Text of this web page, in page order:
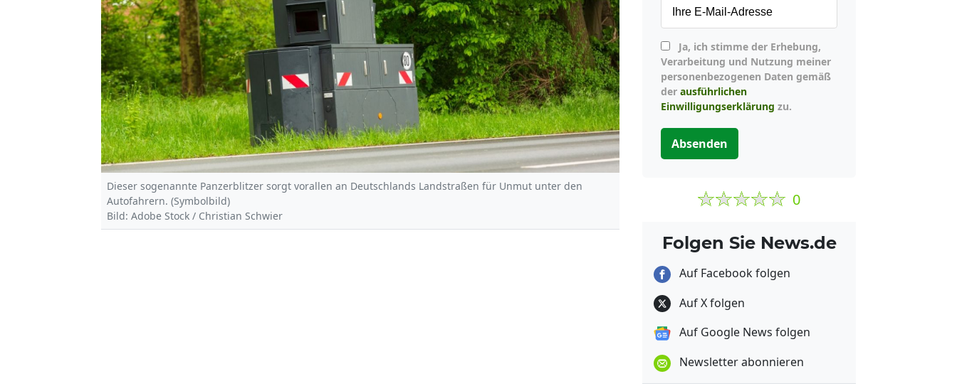
Dieser sogenannte Panzerblitzer sorgt vorallen an Deutschlands Landstraßen für Unmut unter den
Autofahrern. (Symbolbild)
Bild: Adobe Stock / Christian Schwier
Verarbeitung und Nutzung meiner
personenbezogenen Daten gemäß
der ausführlichen
Einwilligungserklärung zu.
Absenden
0
Folgen Sie News.de
Auf Facebook folgen
Auf X folgen
Auf Google News folgen
Newsletter abonnieren